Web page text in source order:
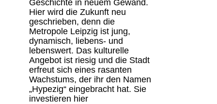
Geschichte in neuem Gewand.
Hier wird die Zukunft neu
geschrieben, denn die
Metropole Leipzig ist jung,
dynamisch, liebens- und
lebenswert. Das kulturelle
Angebot ist riesig und die Stadt
erfreut sich eines rasanten
Wachstums, der ihr den Namen
„Hypezig“ eingebracht hat. Sie
investieren hier